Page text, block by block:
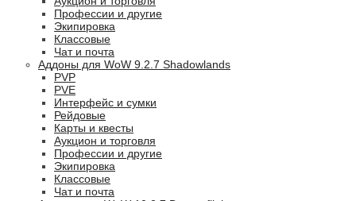
Профессии и другие
Экипировка
Классовые
Чат и почта
Аддоны для WoW 9.2.7 Shadowlands
PVP
PVE
Интерфейс и сумки
Рейдовые
Карты и квесты
Аукцион и торговля
Профессии и другие
Экипировка
Классовые
Чат и почта